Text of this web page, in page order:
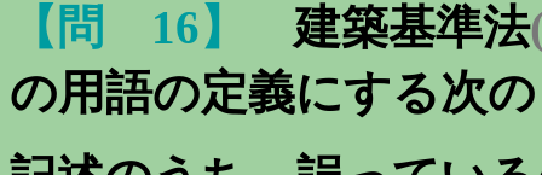
【問 16】
建築基準法
の用語の定義にする次の